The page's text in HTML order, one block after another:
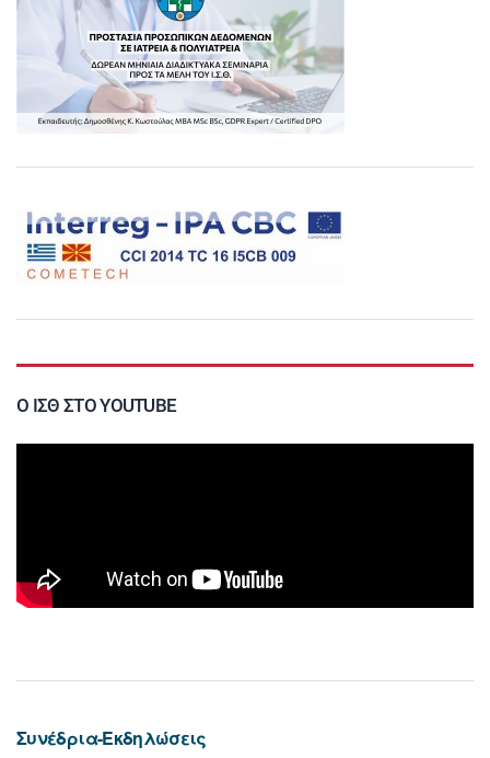
Ο ΙΣΘ ΣΤΟ YOUTUBE
Συνέδρια-Εκδηλώσεις